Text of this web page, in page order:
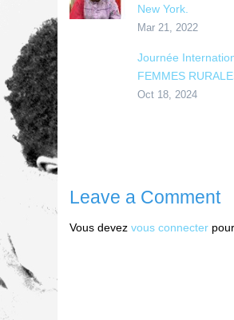
New York.
Mar 21, 2022
Journée
FEMMES
Oct 18, 2024
Leave a Comment
Vous devez vous connecter